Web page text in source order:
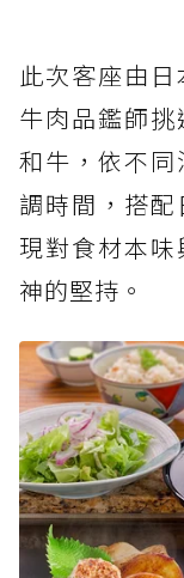
此次客座由
牛肉品鑑師
和牛，依不
調時間，搭
現對食材本
神的堅持。